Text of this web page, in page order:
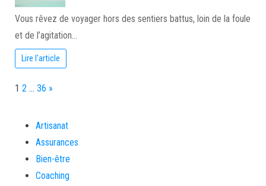
Vous rêvez de voyager hors des sentiers battus, loin de la foule
et de l’agitation…
Lire l'article
Page:
1 2 … 36 Next
»
Artisanat
Assurances
Bien-être
Coaching